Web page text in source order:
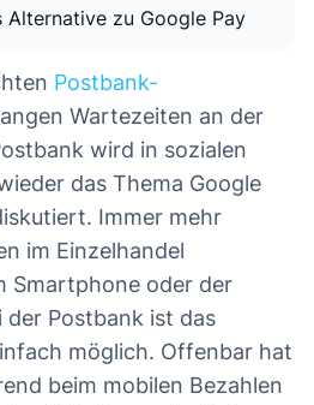
Alternative zu Google Pay
Postbank-
Wartezeiten an der
wird in sozialen
das Thema Google
Immer mehr
im Einzelhandel
Smartphone oder der
der Postbank ist das
möglich. Offenbar hat
beim mobilen Bezahlen